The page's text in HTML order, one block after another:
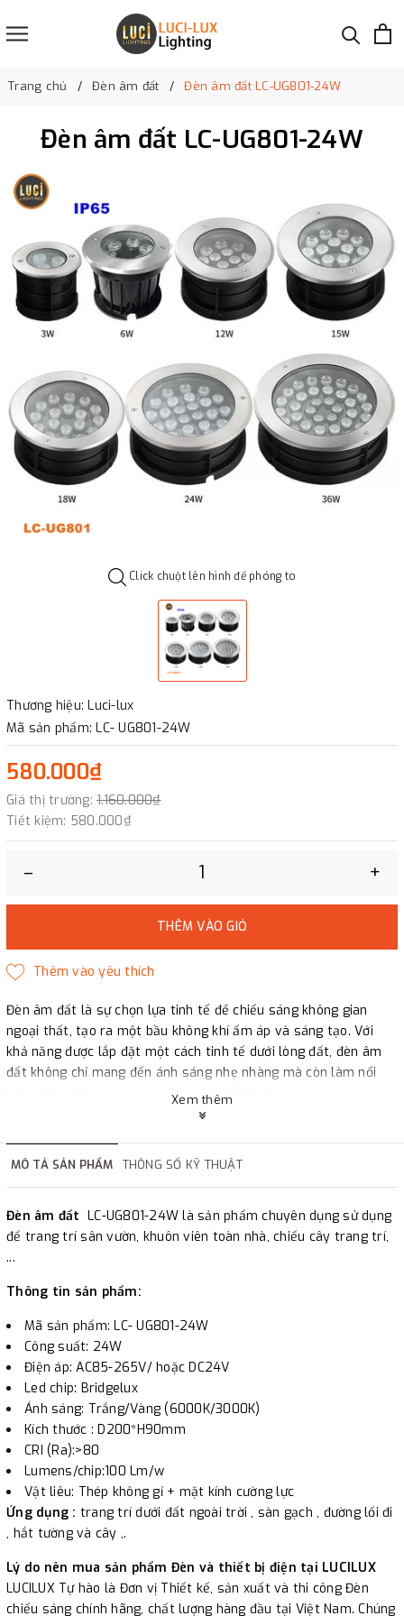
Trang chủ Đèn âm đất Đèn âm đất LC-UG801-24W
Đèn âm đất LC-UG801-24W
Click chuột lên hình để phóng to
Thương hiệu: Luci-lux
Mã sản phẩm: LC- UG801-24W
580.000₫
Giá thị trường: 1.160.000₫
Tiết kiệm: 580.000₫
– +
THÊM VÀO GIỎ
Đèn âm đất là sự chọn lựa tinh tế để chiếu sáng không gian
ngoại thất, tạo ra một bầu không khí ấm áp và sáng tạo. Với
khả năng được lắp đặt một cách tinh tế dưới lòng đất, đèn âm
đất không chỉ mang đến ánh sáng nhẹ nhàng mà còn làm nổi
bật, những khu vực quan trọng như lối đi, sân vườn, cảnh quan,
tiểu cảnh, hồ bơi và sân thượng. Chúng không chỉ là nguồn sáng
và sự hài hòa trong việc tạo điểm đẹp cho mọi không gian chiếu
chuyên dụng sử dụng để trang trí sân vườn, khuôn viên toàn
nhà, chiếu cây trang trí, .....
Xem thêm
MÔ TẢ SẢN PHẨM THÔNG SỐ KỸ THUẬT
Đèn âm đất LC-UG801-24W là sản phẩm chuyên dụng sử dụng
để trang trí sân vườn, khuôn viên toàn nhà, chiếu cây trang trí,
...
Thông tin sản phẩm:
Mã sản phẩm: LC- UG801-24W
Công suất: 24W
Điện áp: AC85-265V/ hoặc DC24V
Led chip: Bridgelux
Ánh sáng: Trắng/Vàng (6000K/3000K)
Kích thước : D200*H90mm
CRI (Ra):>80
Lumens/chip:100 Lm/w
Vật liêu: Thép không gỉ + mặt kính cường lực
Ứng dụng : trang trí dưới đất ngoài trời , sàn gạch , đường lối đi
, hắt tường và cây ,.
Lý do nên mua sản phẩm Đèn và thiết bị điện tại LUCILUX
LUCILUX Tự hào là Đơn vị Thiết kế, sản xuất và thi công Đèn
chiếu sáng chính hãng, chất lượng hàng đầu tại Việt Nam. Chúng